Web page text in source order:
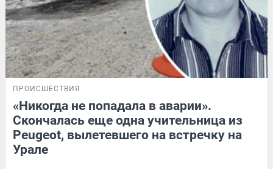
ПРОИСШЕСТВИЯ
«Никогда не попадала в аварии».
Скончалась еще одна учительница из
Peugeot, вылетевшего на встречку на
Урале